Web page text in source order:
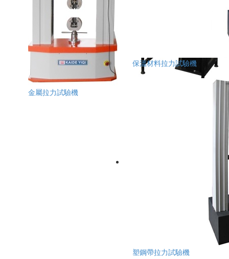
金屬拉力試驗機
保溫材料拉力試驗機
塑鋼帶拉力試驗機